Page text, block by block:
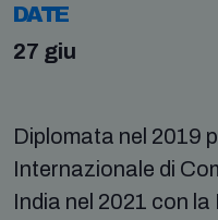
DATE
27 giu
Diplomata nel 2019
Internazionale di
India nel 2021 con